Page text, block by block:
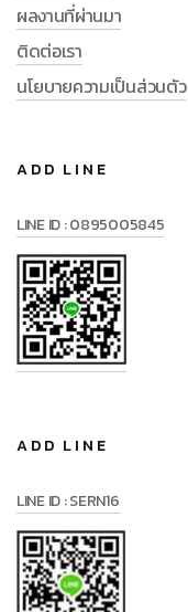
ผลงานที่ผ่านมา
ติดต่อเรา
นโยบายความเป็นส่วนตัว
ADD LINE
LINE ID : 0895005845
ADD LINE
LINE ID : SERN16